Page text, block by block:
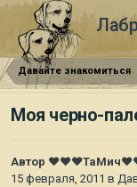
Давайте знакомиться
Моя черно-
Автор
15 февраля, 2011 в